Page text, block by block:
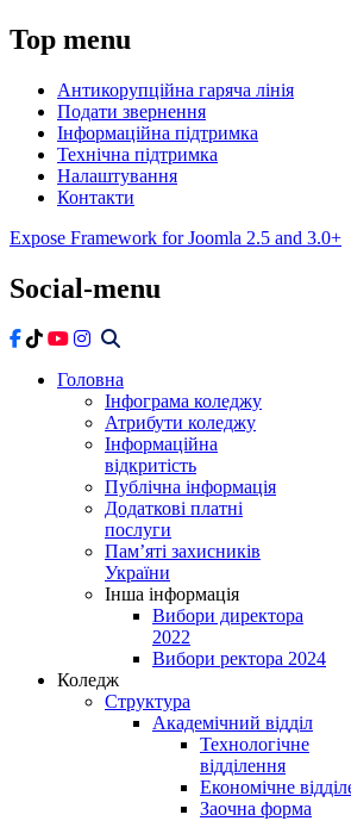
Top menu
Антикорупційна гаряча лінія
Подати звернення
Інформаційна підтримка
Технічна підтримка
Налаштування
Контакти
Expose Framework for Joomla 2.5 and 3.0+
Social-menu
Головна
Інфограма коледжу
Атрибути коледжу
Інформаційна
відкритість
Публічна інформація
Додаткові платні
послуги
Пам’яті захисників
України
Інша інформація
Вибори директора
2022
Вибори ректора 2024
Коледж
Структура
Академічний відділ
Технологічне
відділення
Економічне
Заочна форма